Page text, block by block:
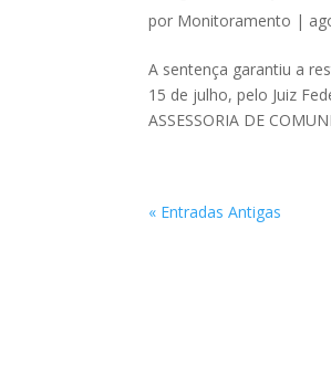
por Monitoramento |
A sentença garantiu a
15 de julho, pelo Juiz
ASSESSORIA DE
« Entradas Antigas